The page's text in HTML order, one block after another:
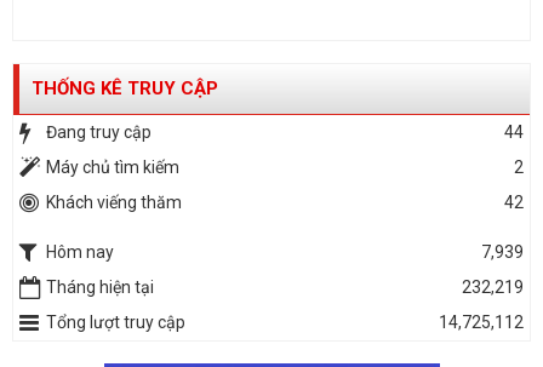
THỐNG KÊ TRUY CẬP
Đang truy cập
44
Máy chủ tìm kiếm
2
Khách viếng thăm
42
Hôm nay
7,939
Tháng hiện tại
232,219
Tổng lượt truy cập
14,725,112